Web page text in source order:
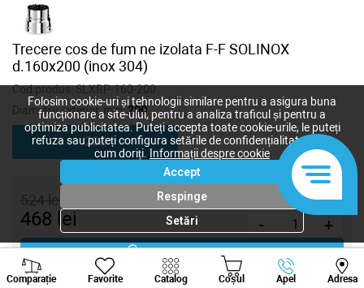
Trecere cos de fum ne izolata F-F SOLINOX
d.160x200 (inox 304)
Cod produs:SLXRP-160-200
Diametru exterior, mm: 200
200
524lei
468 lei - +
Cumpără acum
Comparație Favorite Catalog Coșul Apel Adresa
Viber Whatsapp
Folosim cookie-uri și tehnologii similare pentru a asigura buna
funcționare a site-ului, pentru a analiza traficul și pentru a
optimiza publicitatea. Puteți accepta toate cookie-urile, le puteți
refuza sau puteți configura setările de confidențialitate după
cum doriți.
Informații despre cookie
Accept
Respinge
Setări